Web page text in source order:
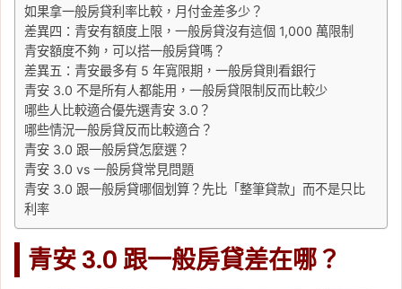
如果拿一般房貸利率比較，月付金差多少？
差異四：青安有額度上限，一般房貸沒有這個 1,000 萬限制
青安額度不夠，可以搭一般房貸嗎？
差異五：青安最多有 5 年寬限期，一般房貸則看銀行
青安 3.0 不是所有人都能用，一般房貸限制反而比較少
哪些人比較適合優先選青安 3.0？
哪些情況一般房貸反而比較適合？
青安 3.0 跟一般房貸怎麼選？
青安 3.0 vs 一般房貸常見問題
青安 3.0 跟一般房貸哪個划算？先比「整筆貸款」而不是只比
利率
青安 3.0 跟一般房貸差在哪？